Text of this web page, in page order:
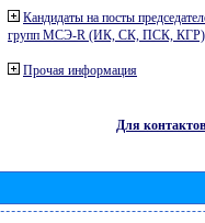
Кандидаты на посты
групп МСЭ-R (ИК, СК, ПСК, КГР)
Прочая информация
Для контактов